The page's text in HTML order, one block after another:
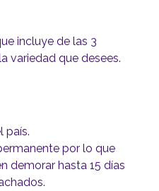
incluye de las 3
variedad que desees.
país.
por lo que
demorar hasta 15 días